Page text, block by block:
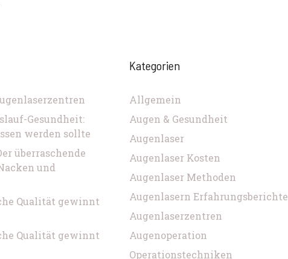
Gesundheit:
werden sollte
überraschende
und
Qualität gewinnt
Qualität gewinnt
Kategorien
Allgemein
Augen & Gesundheit
Augenlaser
Augenlaser Kosten
Augenlaser Methoden
Augenlasern Erfahrungsberichte
Augenlaserzentren
Augenoperation
Operationstechniken